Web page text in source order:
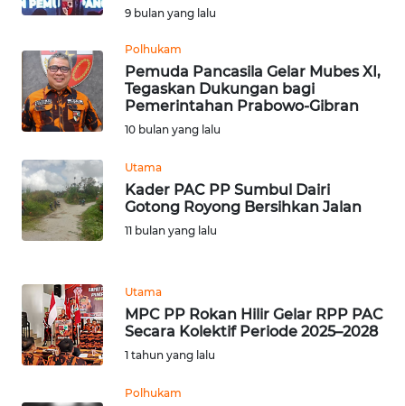
9 bulan yang lalu
Polhukam
Pemuda Pancasila Gelar Mubes XI,
Tegaskan Dukungan bagi
Pemerintahan Prabowo-Gibran
10 bulan yang lalu
Utama
Kader PAC PP Sumbul Dairi
Gotong Royong Bersihkan Jalan
11 bulan yang lalu
Utama
MPC PP Rokan Hilir Gelar RPP PAC
Secara Kolektif Periode 2025–2028
1 tahun yang lalu
Polhukam
JAKARTA
WN
JABAR
WN
BANTEN
WN
WN
KEPRI
WN